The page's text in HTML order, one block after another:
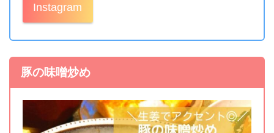
Instagram
豚の味噌炒め